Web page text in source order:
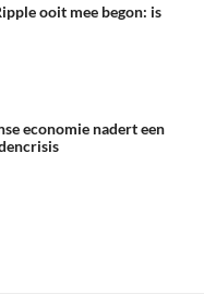
ooit mee begon: is
economie nadert een